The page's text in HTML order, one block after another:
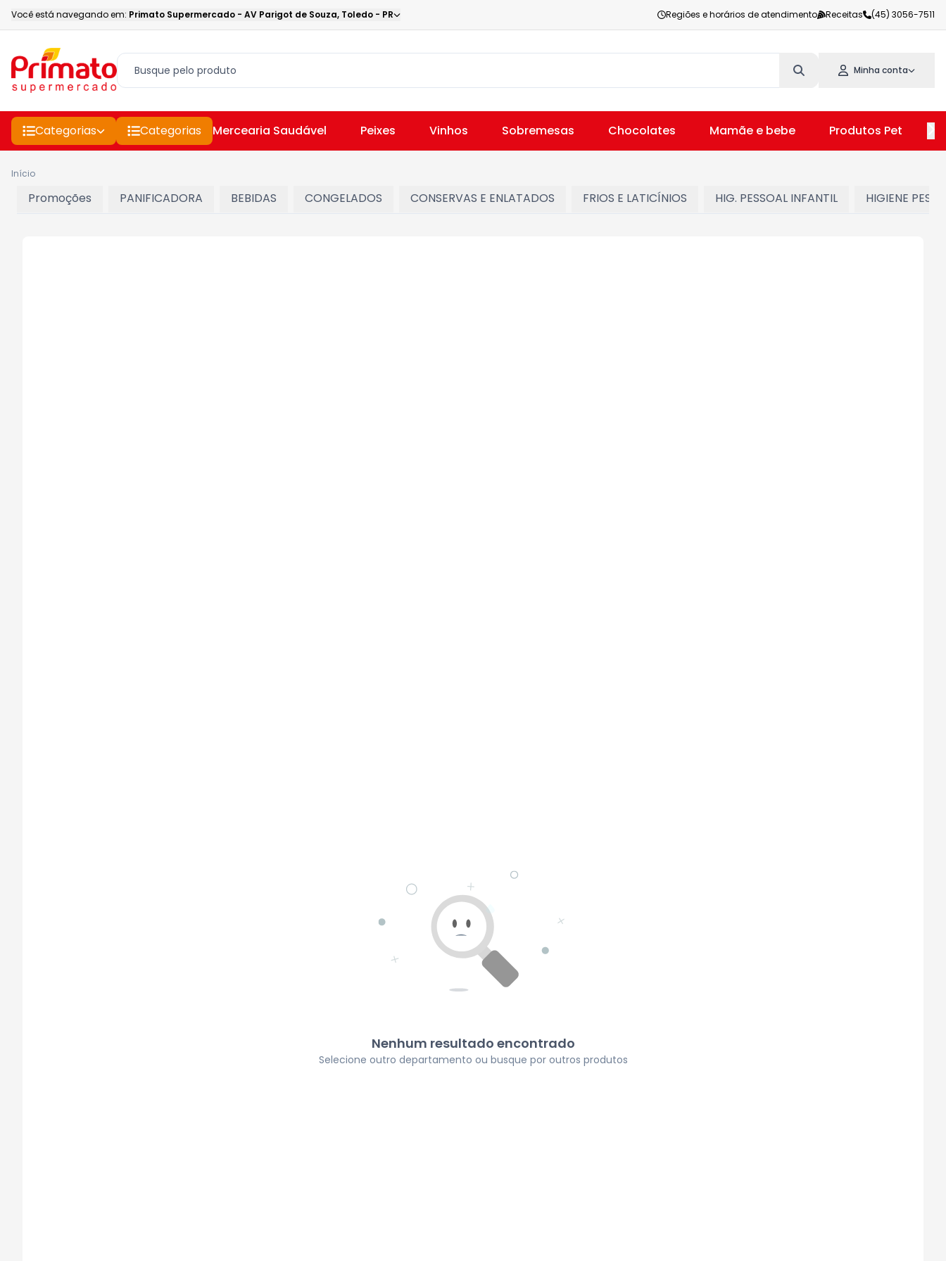
Você está navegando em: Primato Supermercado - AV Parigot de Souza, Toledo - PR Regiões e horários de atendimento Receitas (45) 3056-7511
Minha conta
Categorias Categorias Mercearia Saudável Peixes Vinhos Sobremesas Chocolates Mamãe e bebe Produtos Pet
Início
Promoções PANIFICADORA BEBIDAS CONGELADOS CONSERVAS E ENLATADOS FRIOS E LATICÍNIOS HIG. PESSOAL INFANTIL HIGIENE
Nenhum resultado encontrado
Selecione outro departamento ou busque por outros produtos